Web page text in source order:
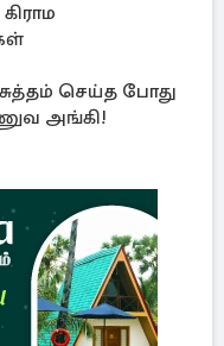
செய்த போது
அங்கி!